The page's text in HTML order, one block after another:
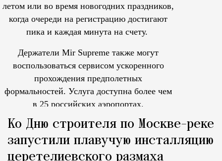
летом или во время новогодних праздников,
когда очереди на регистрацию достигают
пика и каждая минута на счету.
Держатели Mir Supreme также могут
воспользоваться сервисом ускоренного
прохождения предполетных
формальностей. Услуга доступна более чем
в 25 российских аэропортах.
Ко Дню строителя по Москве-реке
запустили плавучую инсталляцию
церетелиевского размаха